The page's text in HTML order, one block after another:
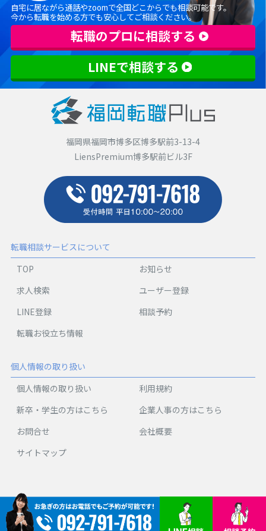
自宅に居ながら通話やzoomで全国どこからでも相談可能です。
今から転職を始める方でも安心してご相談ください。
転職のプロに相談する
LINEで相談する
福岡県福岡市博多区博多駅前3-13-4
LiensPremium博多駅前ビル3F
転職相談サービスについて
TOP
お知らせ
求人検索
ユーザー登録
LINE登録
相談予約
転職お役立ち情報
個人情報の取り扱い
個人情報の取り扱い
利用規約
新卒・学生の方はこちら
企業人事の方はこちら
お問合せ
会社概要
サイトマップ
Copyright © Plusem Co., Ltd. All Rights Reserved.